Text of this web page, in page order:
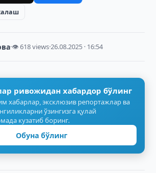
·👁 618 views·26.08.2025 · 16:54
ривожидан хабардор бўлинг
хабарлар, эксклюзив репортажлар ва
ўзингизга қулай
кузатиб боринг.
Обуна бўлинг